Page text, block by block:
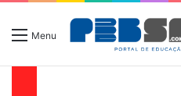
Menu